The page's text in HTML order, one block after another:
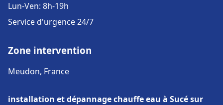
Lun-Ven: 8h-19h
Service d'urgence 24/7
Zone intervention
Meudon, France
installation et dépannage chauffe eau à Sucé sur